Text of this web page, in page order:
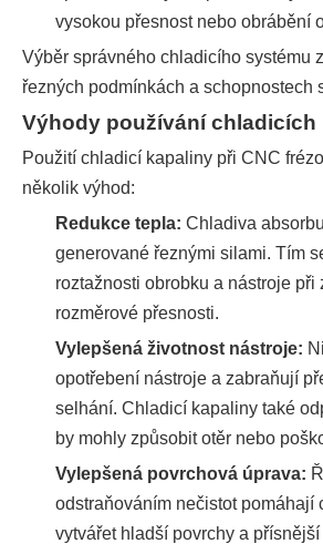
vysokou přesnost nebo obrábění
Výběr správného chladicího systému
řezných podmínkách a schopnostech
Výhody používání chladicích
Použití chladicí kapaliny při CNC
několik výhod:
Redukce tepla: Chladiva
generované řeznými silami. Tím
roztažnosti obrobku a nástroje při
rozměrové přesnosti.
Vylepšená životnost nástroje:
opotřebení nástroje a zabraňují
selhání. Chladicí kapaliny také
by mohly způsobit otěr nebo
Vylepšená povrchová úprava:
odstraňováním nečistot pomáhají
vytvářet hladší povrchy a